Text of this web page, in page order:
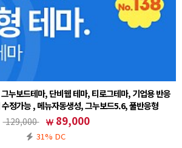
누보드테마, 단비웹 테마, 티로그테마, 기업용 반응
정가능 , 메뉴자동생성, 그누보드5.6, 풀반응형
선택② 회원가입 설정 - 회원 스킨 (테마)basic 선택주
반으로 작업된 테마입니다. 5.6에서도 호환이 가능합니다.※ 기
본폴더(ww…
129,000 89,000
31% DC